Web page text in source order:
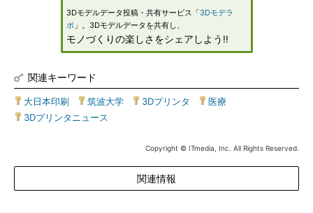
3Dモデルデータ投稿・共有サービス「3Dモデラ
ボ」。3Dモデルデータを共有し、
モノづくりの楽しさをシェアしよう!!
関連キーワード
大日本印刷 筑波大学 3Dプリンタ 医療
3Dプリンタニュース
Copyright © ITmedia, Inc. All Rights Reserved.
関連情報